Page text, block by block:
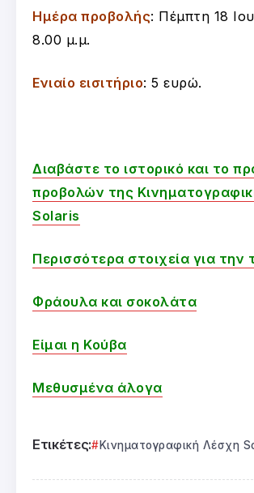
Ημέρα προβολής: Πέμπτη 18
8.00 μ.μ.
Ενιαίο εισιτήριο: 5 ευρώ.
Διαβάστε το ιστορικό και το
προβολών της
Solaris
Περισσότερα στοιχεία για την
Φράουλα και σοκολάτα
Είμαι η Κούβα
Μεθυσμένα άλογα
Ετικέτες: Κινηματογραφική Λέσχη